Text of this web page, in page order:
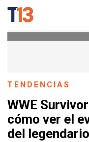
TENDENCIAS
WWE
cómo ver el
del